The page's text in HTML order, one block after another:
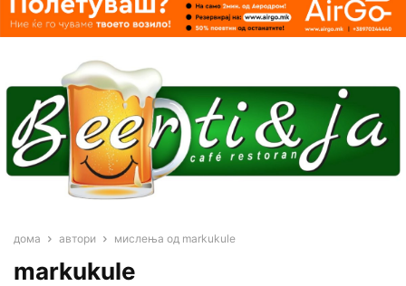
дома автори мислења од markukule
markukule